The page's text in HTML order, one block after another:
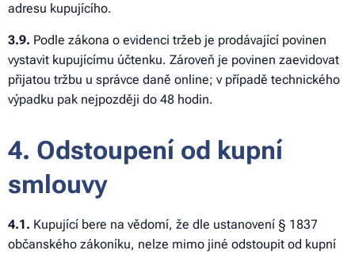
adresu kupujícího.
3.9. Podle zákona o evidenci tržeb je prodávající povinen
vystavit kupujícímu účtenku. Zároveň je povinen zaevidovat
přijatou tržbu u správce daně online; v případě technického
výpadku pak nejpozději do 48 hodin.
4. Odstoupení od kupní
smlouvy
4.1. Kupující bere na vědomí, že dle ustanovení § 1837
občanského zákoníku, nelze mimo jiné odstoupit od kupní